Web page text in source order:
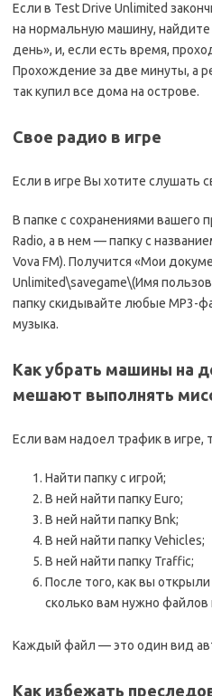
Если в Test Drive Unlimited
на нормальную машину, найдите
день», и, если есть время,
Прохождение за две минуты, а
так купил все дома на острове.
Свое радио в игре
Если в игре Вы хотите слушать
В папке с сохранениями вашего
Radio, а в нем — папку с
Vova FM). Получится «Мои
Unlimited\savegame\(Имя
папку скидывайте любые MP3-
музыка.
Как убрать машины на
мешают выполнять
Если вам надоел трафик в игре,
Найти папку с игрой;
В ней найти папку Euro;
В ней найти папку Bnk;
В ней найти папку Vehicles;
В ней найти папку Traffic;
После того, как вы
сколько вам нужно файлов
Каждый файл — это один вид
Как избежать